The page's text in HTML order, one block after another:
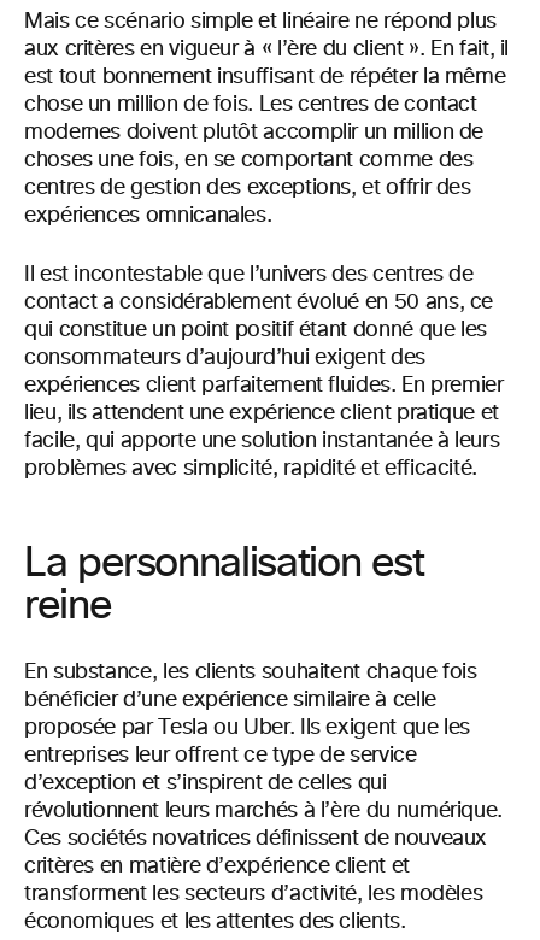
Mais ce scénario simple et linéaire ne répond plus
aux critères en vigueur à « l’ère du client ». En fait, il
est tout bonnement insuffisant de répéter la même
chose un million de fois. Les centres de contact
modernes doivent plutôt accomplir un million de
choses une fois, en se comportant comme des
centres de gestion des exceptions, et offrir des
expériences omnicanales.
Il est incontestable que l’univers des centres de
contact a considérablement évolué en 50 ans, ce
qui constitue un point positif étant donné que les
consommateurs d’aujourd’hui exigent des
expériences client parfaitement fluides. En premier
lieu, ils attendent une expérience client pratique et
facile, qui apporte une solution instantanée à leurs
problèmes avec simplicité, rapidité et efficacité.
La personnalisation est
reine
En substance, les clients souhaitent chaque fois
bénéficier d’une expérience similaire à celle
proposée par Tesla ou Uber. Ils exigent que les
entreprises leur offrent ce type de service
d’exception et s’inspirent de celles qui
révolutionnent leurs marchés à l’ère du numérique.
Ces sociétés novatrices définissent de nouveaux
critères en matière d’expérience client et
transforment les secteurs d’activité, les modèles
économiques et les attentes des clients.